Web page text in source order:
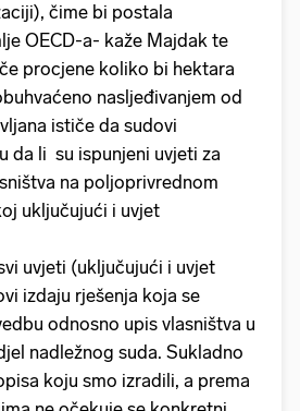
čime bi postala
OECD-a- kaže Majdak te
procjene koliko bi hektara
nasljeđivanjem od
ističe da sudovi
da li su ispunjeni uvjeti za
na poljoprivrednom
uključujući i uvjet
uvjeti (uključujući i uvjet
izdaju rješenja koja se
odnosno upis vlasništva u
nadležnog suda. Sukladno
koju smo izradili, a prema